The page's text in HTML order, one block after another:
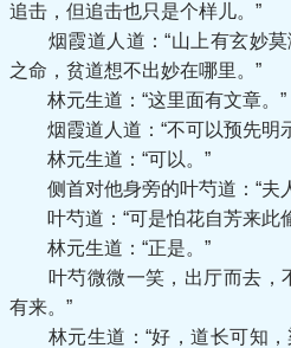
追击，但追击也只是个样儿。”
烟霞道人道：“山上有玄妙莫
之命，贫道想不出妙在哪里。”
林元生道：“这里面有文章。”
烟霞道人道：“不可以预先明
林元生道：“可以。”
侧首对他身旁的叶芍道：“夫
叶芍道：“可是怕花自芳来此
林元生道：“正是。”
叶芍微微一笑，出厅而去，
有来。”
林元生道：“好，道长可知，